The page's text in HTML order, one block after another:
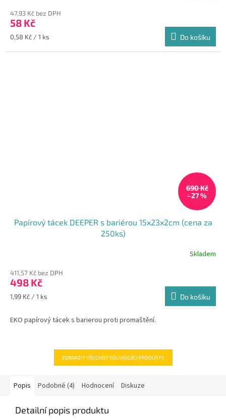
produktu
je
4,7
5
47,93 Kč bez DPH
58 Kč
Měrná
0,58 Kč / 1 ks Do košíku
690 Kč
–27 %
Papírový tácek DEEPER s bariérou 15x23x2cm (cena za
250ks)
Skladem
411,57 Kč bez DPH
498 Kč
Měrná
1,99 Kč / 1 ks Do košíku
EKO papírový tácek s barierou proti promaštění.
ZOBRAZIT VŠECHNY SOUVISEJÍCÍ PRODUKTY
Popis Podobné (4) Hodnocení Diskuze
Detailní popis produktu